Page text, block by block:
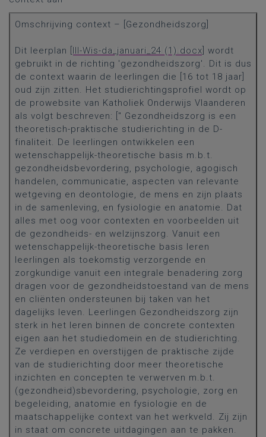
Omschrijving context – [Gezondheidszorg]
Dit leerplan [ III-Wis-da_januari_24 (1).docx ] wordt
gebruikt in de richting 'gezondheidszorg'. Dit is dus
de context waarin de leerlingen die [16 tot 18 jaar]
oud zijn zitten. Het studierichtingsprofiel wordt op
de prowebsite van Katholiek Onderwijs Vlaanderen
als volgt beschreven: [" Gezondheidszorg is een
theoretisch-praktische studierichting in de D-
finaliteit. De leerlingen ontwikkelen een
wetenschappelijk-theoretische basis m.b.t.
gezondheidsbevordering, psychologie, agogisch
handelen, communicatie, aspecten van relevante
wetgeving en deontologie, de mens en zijn plaats
in de samenleving, en fysiologie en anatomie. Dat
alles met oog voor contexten en voorbeelden uit
de gezondheids- en welzijnszorg. Vanuit een
wetenschappelijk-theoretische basis leren
leerlingen als toekomstig verzorgende en
zorgkundige vanuit een integrale benadering zorg
dragen voor de gezondheidstoestand van de mens
en cliënten ondersteunen bij taken van het
dagelijks leven. Leerlingen Gezondheidszorg zijn
sterk in het leren binnen de concrete contexten
eigen aan het studiedomein en de studierichting.
Ze verdiepen en overstijgen de praktische zijde
van de studierichting door meer theoretische
inzichten en concepten te verwerven m.b.t.
(gezondheid)sbevordering, psychologie, zorg en
begeleiding, anatomie en fysiologie en de
maatschappelijke context van het werkveld. Zij zijn
in staat om concrete uitdagingen aan te pakken.